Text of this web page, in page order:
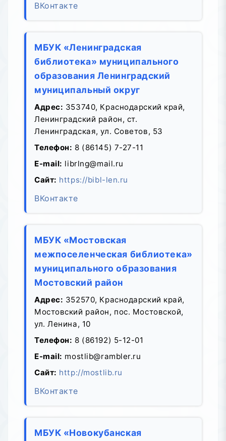
ВКонтакте
МБУК «Ленинградская
библиотека» муниципального
образования Ленинградский
муниципальный округ
Адрес: 353740, Краснодарский край,
Ленинградский район, ст.
Ленинградская, ул. Советов, 53
Телефон: 8 (86145) 7-27-11
E-mail: librlng@mail.ru
Сайт: https://bibl-len.ru
ВКонтакте
МБУК «Мостовская
межпоселенческая библиотека»
муниципального образования
Мостовский район
Адрес: 352570, Краснодарский край,
Мостовский район, пос. Мостовской,
ул. Ленина, 10
Телефон: 8 (86192) 5-12-01
E-mail: mostlib@rambler.ru
Сайт: http://mostlib.ru
ВКонтакте
МБУК «Новокубанская